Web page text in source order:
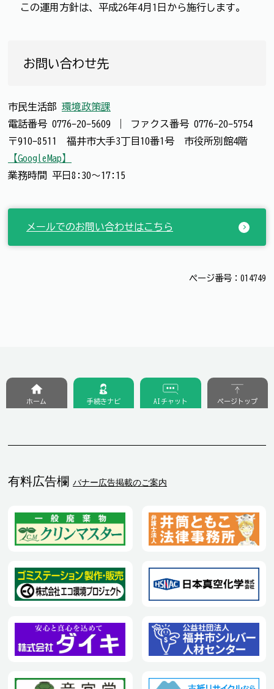
この運用方針は、平成26年4月1日から施行します。
お問い合わせ先
市民生活部 環境政策課
電話番号 0776-20-5609 ファクス番号 0776-20-5754
〒910-8511 福井市大手3丁目10番1号 市役所別館4階
【GoogleMap】
業務時間 平日8:30～17:15
メールでのお問い合わせはこちら
ページ番号：014749
有料広告欄 バナー広告掲載のご案内
ホーム 手続きナビ AIチャット ページトップ